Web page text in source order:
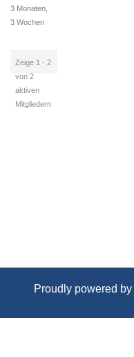
3 Monaten,
3 Wochen
Zeige 1 - 2
von 2
aktiven
Mitgliedern
Proudly powered by